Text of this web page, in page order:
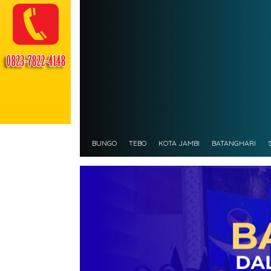
BUNGO TEBO KOTA JAMBI BATANGHARI